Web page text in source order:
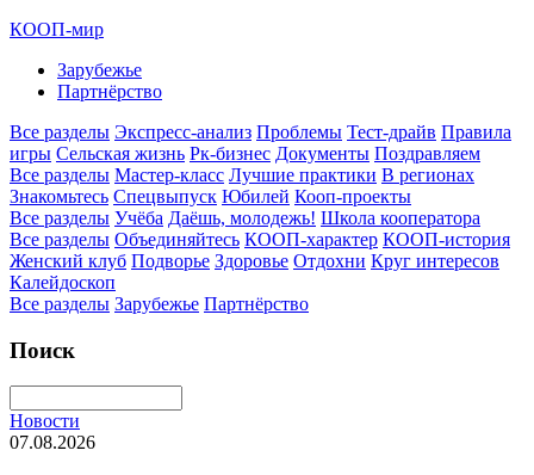
КООП-мир
Зарубежье
Партнёрство
Все разделы Экспресс-анализ Проблемы Тест-драйв Правила
игры Сельская жизнь Рк-бизнес Документы Поздравляем
Все разделы Мастер-класс Лучшие практики В регионах
Знакомьтесь Спецвыпуск Юбилей Кооп-проекты
Все разделы Учёба Даёшь, молодежь! Школа кооператора
Все разделы Объединяйтесь КООП-характер КООП-история
Женский клуб Подворье Здоровье Отдохни Круг интересов
Калейдоскоп
Все разделы Зарубежье Партнёрство
Поиск
Новости
07.08.2026